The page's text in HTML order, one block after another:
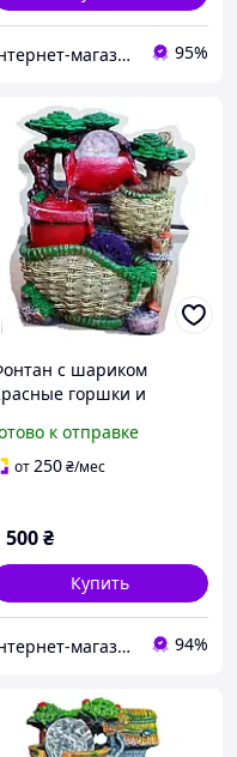
Інтернет-магазин Megusta 95%
с шариком
горшки и
26х19 см
к отправке
от250₴/мес
500₴
Купить
Інтернет-магазин "Подарунок для всіх" 94%